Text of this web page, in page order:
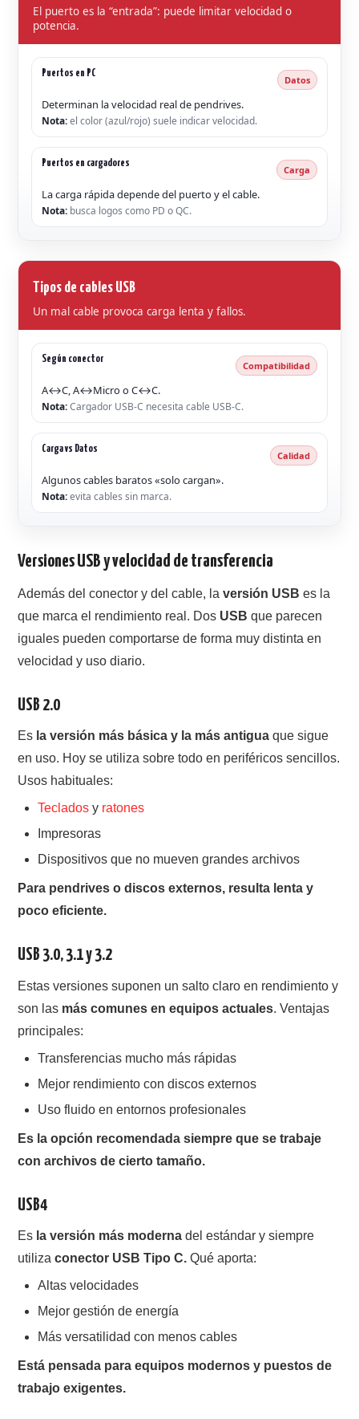
El puerto es la “entrada”: puede limitar velocidad o
potencia.
Puertos en PC
Datos
Determinan la velocidad real de pendrives.
Nota:el color (azul/rojo) suele indicar velocidad.
Puertos en cargadores
Carga
La carga rápida depende del puerto y el cable.
Nota: busca logos como PD o QC.
Tipos de cables USB
Un mal cable provoca carga lenta y fallos.
Según conector
Compatibilidad
A↔C, A↔Micro o C↔C.
Nota:Cargador USB-C necesita cable USB-C.
Carga vs Datos
Calidad
Algunos cables baratos «solo cargan».
Nota:evita cables sin marca.
Versiones USB y velocidad de transferencia
Además del conector y del cable, laversión USB es la
que marca el rendimiento real. Dos USB que parecen
iguales pueden comportarse de forma muy distinta en
velocidad y uso diario.
USB 2.0
Es la versión más básica y la más antigua que sigue
en uso. Hoy se utiliza sobre todo en periféricos sencillos.
Usos habituales:
Teclados y ratones
Impresoras
Dispositivos que no mueven grandes archivos
Para pendrives o discos externos, resulta lenta y
poco eficiente.
USB 3.0, 3.1 y 3.2
Estas versiones suponen un salto claro en rendimiento y
son las más comunes en equipos actuales. Ventajas
principales:
Transferencias mucho más rápidas
Mejor rendimiento con discos externos
Uso fluido en entornos profesionales
Es la opción recomendada siempre que se trabaje
con archivos de cierto tamaño.
USB4
Es la versión más moderna del estándar y siempre
utilizaconector USB Tipo C. Qué aporta:
Altas velocidades
Mejor gestión de energía
Más versatilidad con menos cables
Está pensada para equipos modernos y puestos de
trabajo exigentes.